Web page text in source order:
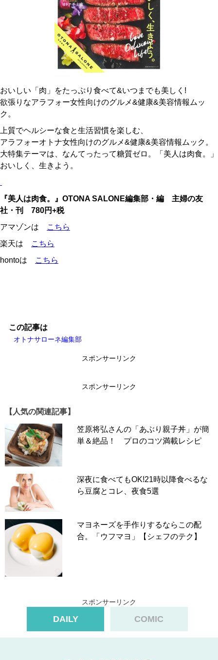
おいしい「肉」をたっぷり食べて&いつまでも美しく!
欲張りなアラフォー女性向けのグルメ&健康&美容情報ムッ
ク。
上質でヘルシーな食と生活習慣を楽しむ、
アラフォーオトナ女性向けのグルメ&健康&美容情報ムック。
大特集テーマは、なんてったって糖質ゼロ。「美人は肉食。」
おいしく、生きよう。
『美人は肉食。』OTONA SALONE編集部・編 主婦の友
社・刊 780円+税
アマゾンは
こちら
楽天は
こちら
hontoは
こちら
この記事は
オトナサローネ編集部
スポンサーリンク
スポンサーリンク
【人気の関連記事】
笠原将弘さんの「あぶり親子丼」が簡
単＆絶品！ プロのコツ満載レシピ
深夜に食べてもOK!21時以降食べるな
ら豆腐とコレ、夜食5選
マヨネーズを手作りするならこの配
合。「ウフマヨ」【シェフのテク】
スポンサーリンク
DAILY COMIC